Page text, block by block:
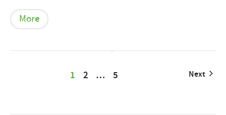
More
1 2 … 5 Next